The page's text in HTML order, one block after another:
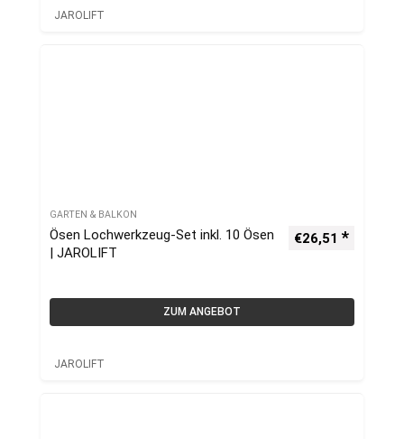
JAROLIFT
GARTEN & BALKON
Ösen Lochwerkzeug-Set inkl. 10 Ösen
| JAROLIFT
€26,51
ZUM ANGEBOT
JAROLIFT